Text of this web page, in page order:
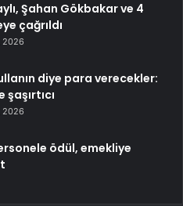
Şahan Gökbakar ve 4
çağrıldı
2026
diye para verecekler:
şaşırtıcı
2026
ödül, emekliye